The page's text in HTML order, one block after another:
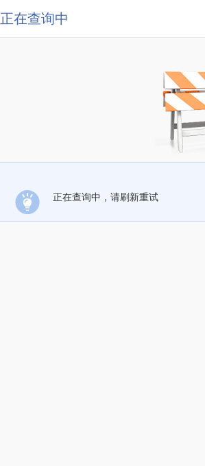
正在查询中
正在查询中，请刷新重试